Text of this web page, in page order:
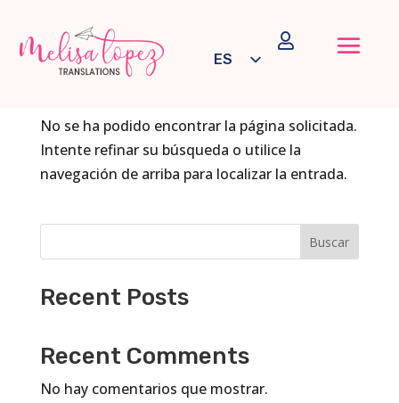
ES

No se han encontrado
No se ha podido encontrar la página solicitada.
Intente refinar su búsqueda o utilice la
navegación de arriba para localizar la entrada.
Buscar
Recent Posts
Recent Comments
No hay comentarios que mostrar.